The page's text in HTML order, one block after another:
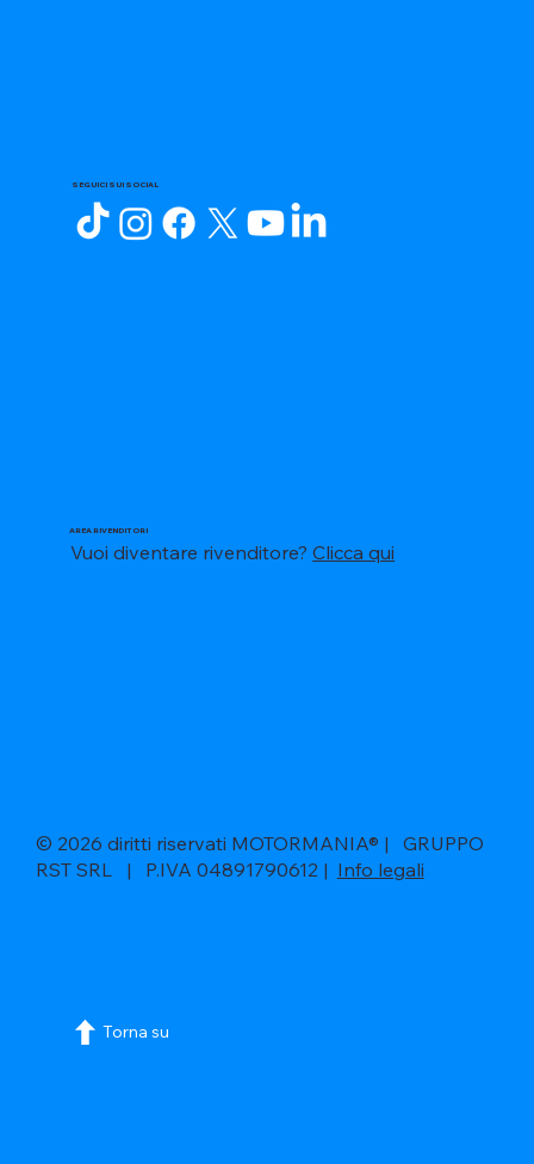
SEGUICI SUI SOCIAL
AREA RIVENDITORI
Vuoi diventare rivenditore?Clicca qui
© 2026 diritti riservati MOTORMANIA® | GRUPPO
RST SRL | P.IVA 04891790612 | Info legali
Torna su